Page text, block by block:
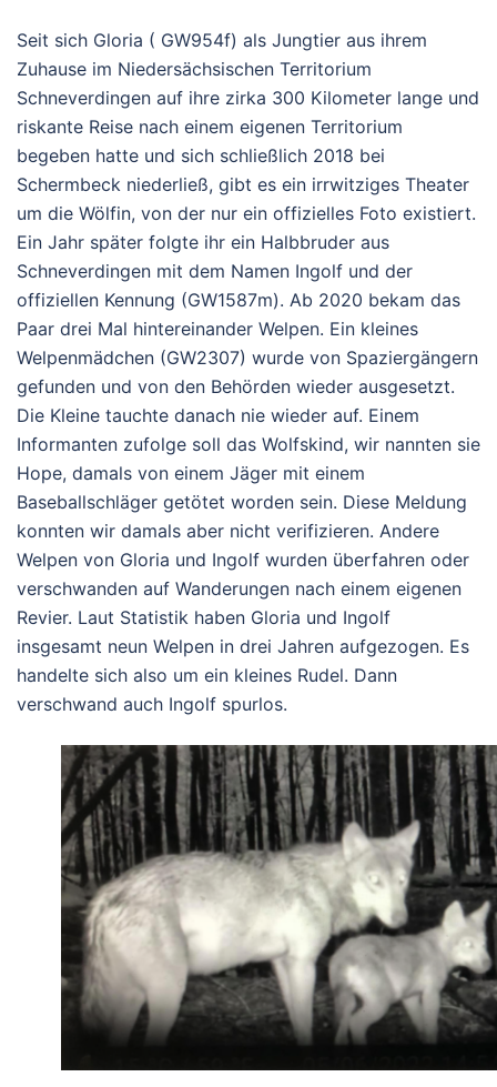
Seit sich Gloria ( GW954f) als Jungtier aus ihrem
Zuhause im Niedersächsischen Territorium
Schneverdingen auf ihre zirka 300 Kilometer lange und
riskante Reise nach einem eigenen Territorium
begeben hatte und sich schließlich 2018 bei
Schermbeck niederließ, gibt es ein irrwitziges Theater
um die Wölfin, von der nur ein offizielles Foto existiert.
Ein Jahr später folgte ihr ein Halbbruder aus
Schneverdingen mit dem Namen Ingolf und der
offiziellen Kennung (GW1587m). Ab 2020 bekam das
Paar drei Mal hintereinander Welpen. Ein kleines
Welpenmädchen (GW2307) wurde von Spaziergängern
gefunden und von den Behörden wieder ausgesetzt.
Die Kleine tauchte danach nie wieder auf. Einem
Informanten zufolge soll das Wolfskind, wir nannten sie
Hope, damals von einem Jäger mit einem
Baseballschläger getötet worden sein. Diese Meldung
konnten wir damals aber nicht verifizieren. Andere
Welpen von Gloria und Ingolf wurden überfahren oder
verschwanden auf Wanderungen nach einem eigenen
Revier. Laut Statistik haben Gloria und Ingolf
insgesamt neun Welpen in drei Jahren aufgezogen. Es
handelte sich also um ein kleines Rudel. Dann
verschwand auch Ingolf spurlos.